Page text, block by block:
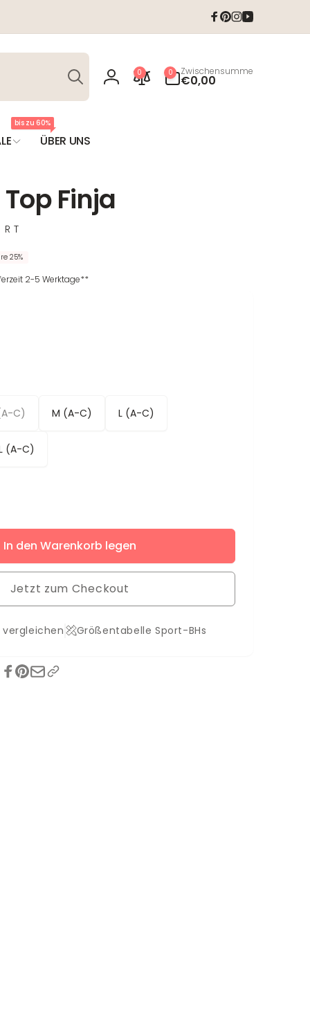
Facebook
Pinterest
Instagram
YouTube
Suchen
Einloggen
0 0
Artikel
Zwischensumme
€0,00
bis zu 60%
ÜBER UNS
Finja
25%
2-5 Werktage**
C) M (A-C) L (A-C)
(A-C)
In den Warenkorb legen
Jetzt zum Checkout
Größentabelle Sport-BHs